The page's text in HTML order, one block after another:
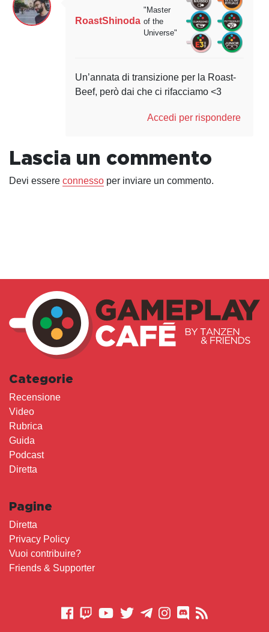
RoastShinoda
"Master
of the
Universe"
Un’annata di transizione per la Roast-
Beef, però dai che ci rifacciamo <3
Accedi per rispondere
Lascia un commento
Devi essere connesso per inviare un commento.
Categorie
Recensione
Video
Rubrica
Guida
Podcast
Diretta
Pagine
Diretta
Privacy Policy
Vuoi contribuire?
Friends & Supporter